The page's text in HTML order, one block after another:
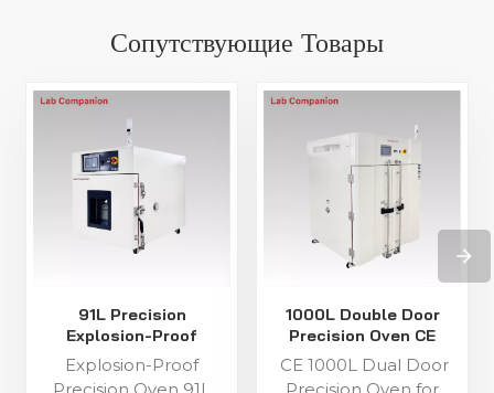
Сопутствующие Товары
91L Precision
Explosion-Proof
Industrial Oven
Explosion-Proof
1000L Double Door
Precision Oven CE
Certified for Lab
CE 1000L Dual Door